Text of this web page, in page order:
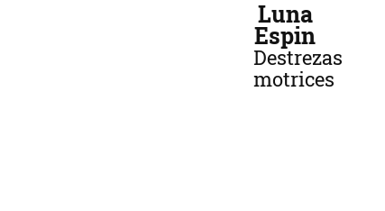
Luna
Espin
Destrezas
motrices